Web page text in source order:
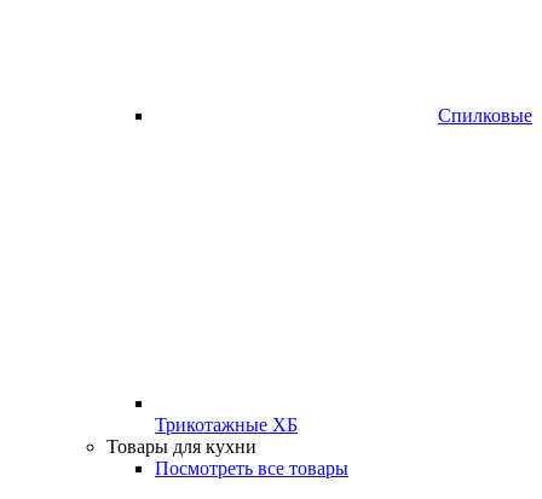
Спилковые
Трикотажные ХБ
Товары для кухни
Посмотреть все товары